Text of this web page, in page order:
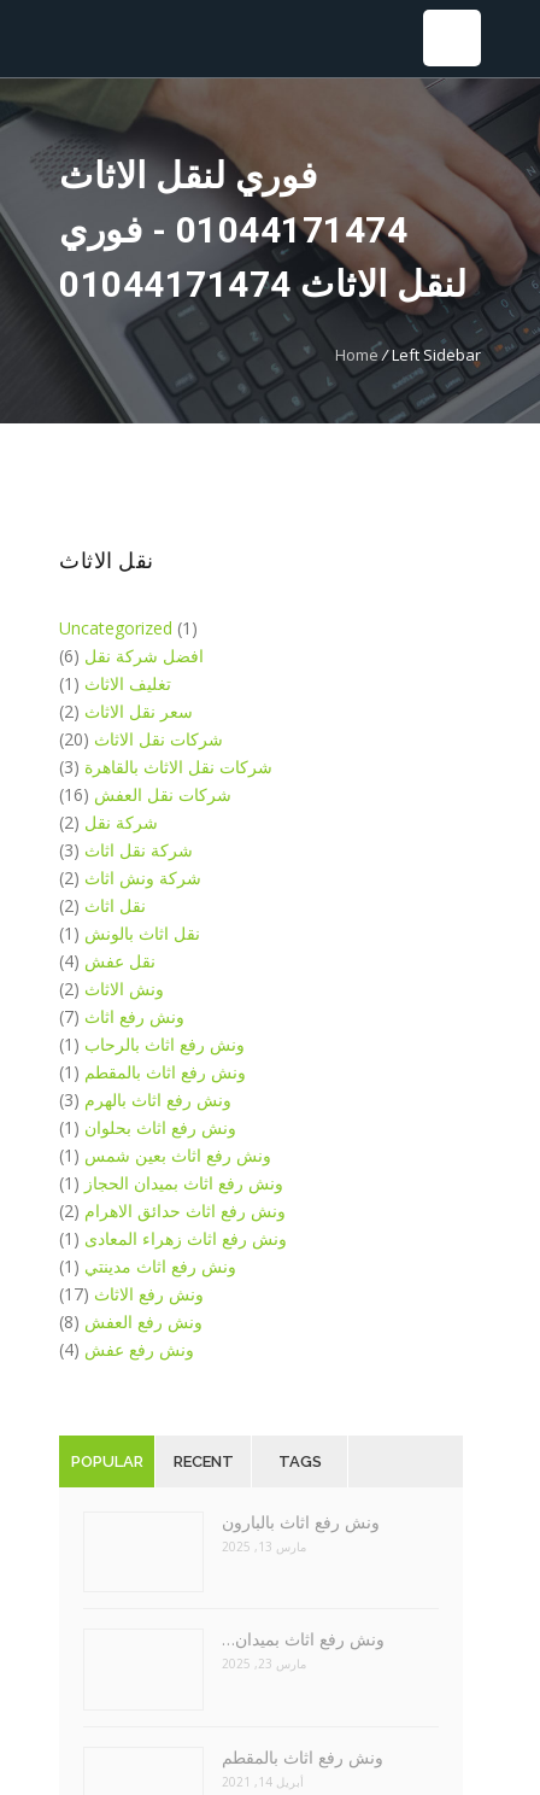
فوري لنقل الاثاث
01044171474 - فوري
لنقل الاثاث 01044171474
Home /Left Sidebar
نقل الاثاث
Uncategorized (1)
افضل شركة نقل (6)
تغليف الاثاث (1)
سعر نقل الاثاث (2)
شركات نقل الاثاث (20)
شركات نقل الاثاث بالقاهرة (3)
شركات نقل العفش (16)
شركة نقل (2)
شركة نقل اثاث (3)
شركة ونش اثاث (2)
نقل اثاث (2)
نقل اثاث بالونش (1)
نقل عفش (4)
ونش الاثاث (2)
ونش رفع اثاث (7)
ونش رفع اثاث بالرحاب (1)
ونش رفع اثاث بالمقطم (1)
ونش رفع اثاث بالهرم (3)
ونش رفع اثاث بحلوان (1)
ونش رفع اثاث بعين شمس (1)
ونش رفع اثاث بميدان الحجاز (1)
ونش رفع اثاث حدائق الاهرام (2)
ونش رفع اثاث زهراء المعادى (1)
ونش رفع اثاث مدينتي (1)
ونش رفع الاثاث (17)
ونش رفع العفش (8)
ونش رفع عفش (4)
POPULAR RECENT TAGS
ونش رفع اثاث بالبارون
مارس 13, 2025
ونش رفع اثاث بميدان…
مارس 23, 2025
ونش رفع اثاث بالمقطم
أبريل 14, 2021